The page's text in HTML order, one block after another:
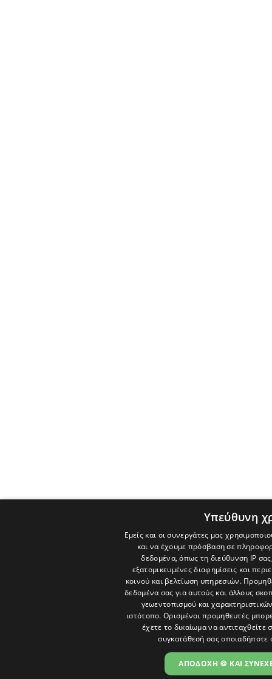
Υπεύθυνη
Εμείς και οι συνεργάτες μας
και να έχουμε πρόσβαση σε
δεδομένα, όπως τη διεύθυνση IP
εξατομικευμένες διαφημίσεις και
κοινού και βελτίωση υπηρεσιών.
δεδομένα σας για αυτούς και άλλους
γεωεντοπισμού και
ιστότοπο. Ορισμένοι προμηθευτές
έχετε το δικαίωμα να αντιταχθείτε
συγκατάθεσή σας οποιαδήποτε
ΑΠΟΔΟΧΗ 🍪 ΚΑΙ